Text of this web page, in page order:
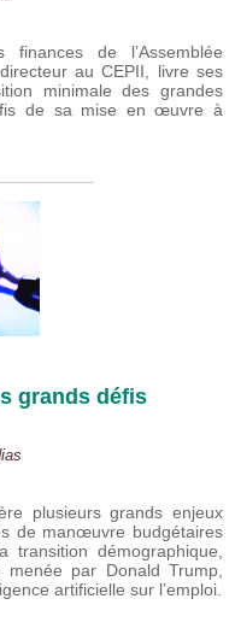
de l’Assemblée
au CEPII, livre ses
minimale des grandes
de sa mise en œuvre à
grands défis
plusieurs grands enjeux
de manœuvre budgétaires
démographique,
par Donald Trump,
artificielle sur l’emploi.